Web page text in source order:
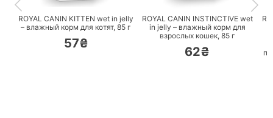
ROYAL CANIN KITTEN wet in jelly
– влажный корм для котят, 85 г
57₴
ROYAL CANIN INSTINCTIVE wet
in jelly – влажный корм для
взрослых кошек, 85 г
62₴